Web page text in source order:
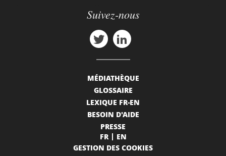
Suivez-nous
MÉDIATHÈQUE
GLOSSAIRE
LEXIQUE FR-EN
BESOIN D'AIDE
PRESSE
FR
EN
GESTION DES COOKIES